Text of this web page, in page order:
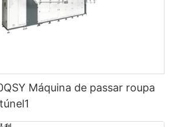
Máquina de passar roupa